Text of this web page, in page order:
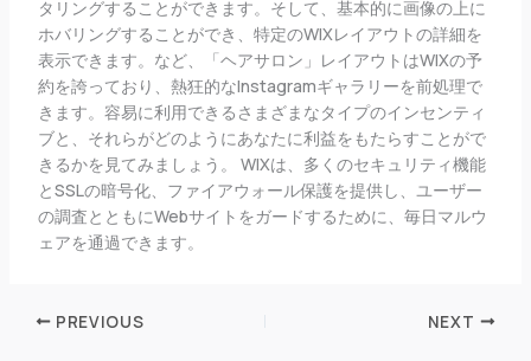
タリングすることができます。そして、基本的に画像の上に
ホバリングすることができ、特定のWIXレイアウトの詳細を
表示できます。など、「ヘアサロン」レイアウトはWIXの予
約を誇っており、熱狂的なInstagramギャラリーを前処理で
きます。容易に利用できるさまざまなタイプのインセンティ
ブと、それらがどのようにあなたに利益をもたらすことがで
きるかを見てみましょう。 WIXは、多くのセキュリティ機能
とSSLの暗号化、ファイアウォール保護を提供し、ユーザー
の調査とともにWebサイトをガードするために、毎日マルウ
ェアを通過できます。
PREVIOUS NEXT